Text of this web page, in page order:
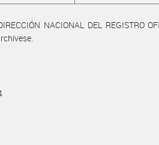
NACIONAL DEL REGISTRO